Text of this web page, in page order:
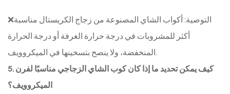
❌التوصية: أكواب الشاي المصنوعة من زجاج الكريستال مناسبة
أكثر للمشروبات في درجة حرارة الغرفة أو درجة الحرارة
5. كيف يمكن تحديد ما إذا كان كوب الشاي الزجاجي مناسبًا لفرن
الميكروويف؟